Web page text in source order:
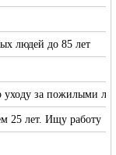
людей до 85 лет
уходу за пожилыми
25 лет. Ищу работу